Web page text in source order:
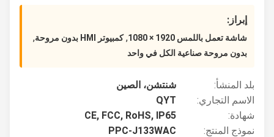
إبراز:
شاشة تعمل باللمس 1920 × 1080 ,كمبيوتر HMI بدون مروحة ,
بدون مروحة صناعية الكل في واحد
بلد المنشأ:
شنتشن، الصين
الاسم التجاري:
شهادة:
CE, FCC, RoHS, IP65
نموذج المنتج:
PPC-J133WAC